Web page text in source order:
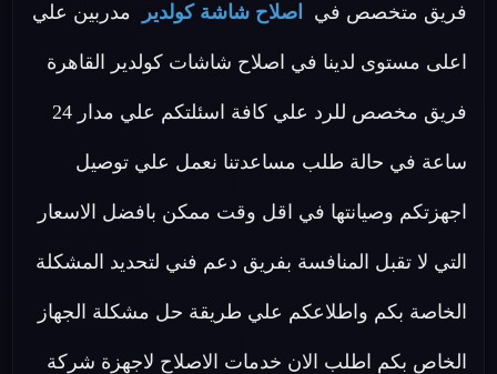
فريق متخصص في اصلاح شاشة كولدير مدربين علي
اعلى مستوى لدينا في اصلاح شاشات كولدير القاهرة
فريق مخصص للرد علي كافة اسئلتكم علي مدار 24
ساعة في حالة طلب مساعدتنا نعمل علي توصيل
اجهزتكم وصيانتها في اقل وقت ممكن بافضل الاسعار
التي لا تقبل المنافسة بفريق دعم فني لتحديد المشكلة
الخاصة بكم واطلاعكم علي طريقة حل مشكلة الجهاز
الخاص بكم اطلب الان خدمات الاصلاح لاجهزة شركة